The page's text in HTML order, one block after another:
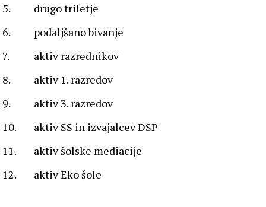
5.
drugo triletje
6.
podaljšano bivanje
7.
aktiv razrednikov
8.
aktiv 1. razredov
9.
aktiv 3. razredov
10.
aktiv SS in izvajalcev DSP
11.
aktiv šolske mediacije
12.
aktiv Eko šole